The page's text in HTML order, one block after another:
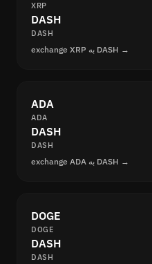
XRP
DASH
DASH
exchange XRP به DASH →
ADA
ADA
DASH
DASH
exchange ADA به DASH →
DOGE
DOGE
DASH
DASH